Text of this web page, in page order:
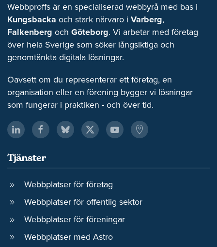
Webbproffs är en specialiserad webbyrå med bas i
Kungsbacka och stark närvaro i Varberg,
Falkenberg och Göteborg. Vi arbetar med företag
över hela Sverige som söker långsiktiga och
genomtänkta digitala lösningar.
Oavsett om du representerar ett företag, en
organisation eller en förening bygger vi lösningar
som fungerar i praktiken - och över tid.
Tjänster
Webbplatser för företag
Webbplatser för offentlig sektor
Webbplatser för föreningar
Webbplatser med Astro